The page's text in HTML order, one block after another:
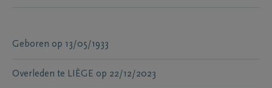
Geboren op 13/05/1933
Overleden te LIÈGE op 22/12/2023